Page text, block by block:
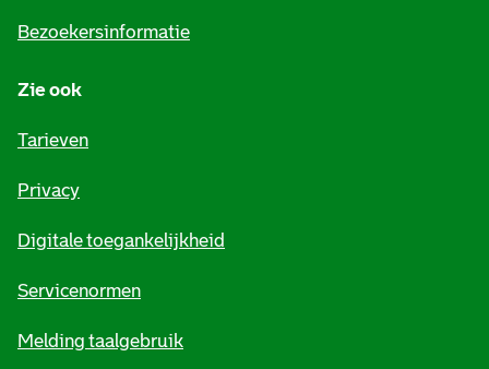
Bezoekersinformatie
Zie ook
Tarieven
Privacy
Digitale toegankelijkheid
Servicenormen
Melding taalgebruik